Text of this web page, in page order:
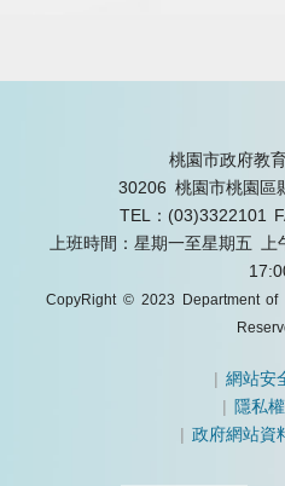
桃園市政府教
30206 桃園市桃園區
TEL：(03)3322101
上班時間：星期一至星期五
CopyRight © 2023 Department of
|網站安
| 隱私
|政府網站資